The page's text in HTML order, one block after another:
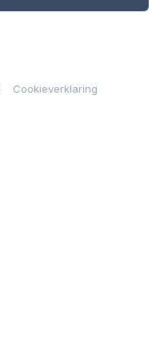
Cookieverklaring